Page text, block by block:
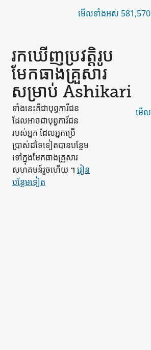
មើល​ទាំងអស់ 581,570
រកឃើញ​ប្រវត្តិរូប​
មែកធាង​គ្រួសារ​
សម្រាប់ Ashikari
ទាំងនេះ​គឺជា​បុព្វការីជន​
ដែល​អាចជា​បុព្វការីជន​
របស់​អ្នក ដែល​អ្នកប្រើ
ប្រាស់​ដទៃ​ទៀត​បាន​បន្ថែម​
ទៅក្នុង​មែកធាង​គ្រួសារ​
សហគមន៍​រួចហើយ ។ រៀន​
បន្ថែម​ទៀត
មើ